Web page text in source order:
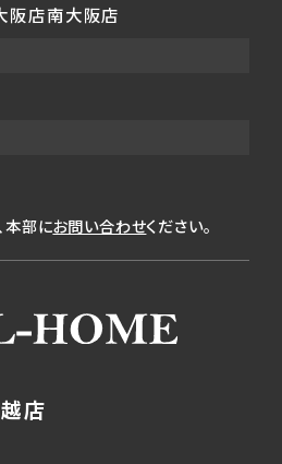
阪店南大阪店
本部にお問い合わせください。
店